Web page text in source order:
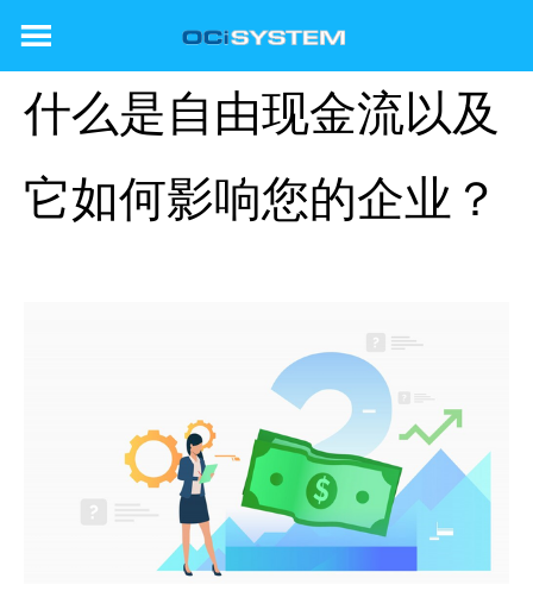
什么是自由现金流以及
它如何影响您的企业？